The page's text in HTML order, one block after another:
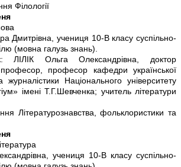
Філології
Дмитрівна, учениця 10-В класу суспільно-
(мовна галузь знань).
ЛІЛІК Ольга Олександрівна, доктор
професор, професор кафедри української
Національного університету
імені Т.Г.Шевченка; учитель літератури
Літературознавства, фольклористики та
учениця 10-В класу суспільно-